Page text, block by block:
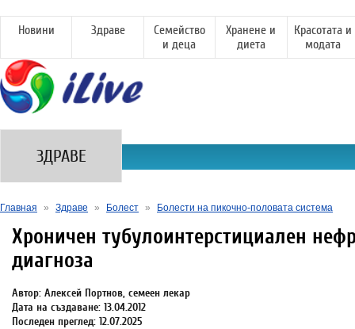
Новини Здраве
Семейство
и деца
Хранене и
диета
Красотата и
модата
ЗДРАВЕ
Главная » Здраве » Болест » Болести на пикочно-половата система
Хроничен тубулоинтерстициален
диагноза
Автор: Алексей Портнов, семеен лекар
Дата на създаване: 13.04.2012
Последен преглед: 12.07.2025